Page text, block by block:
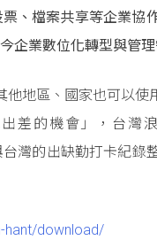
、檔案共享等企業協
企業數位化轉型與管理
地區、國家也可以
差的機會」，台灣
灣的出缺勤打卡紀錄
hant/download/